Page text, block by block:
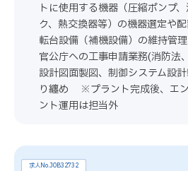
トに使用する機器（圧縮ポンプ
ク、熱交換器等）の機器選定や
転台設備（補機設備）の維持管理
官公庁への工事申請業務(消防法
設計図面製図、制御システム設
り纏め ※プラント完成後、エ
ント運用は担当外
求人No.JOB32732